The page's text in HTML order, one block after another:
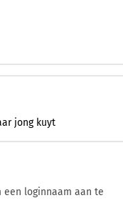
jong kuyt
een loginnaam aan te